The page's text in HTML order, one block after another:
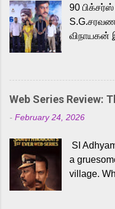
to the
Raavan,
loved for
command
him a
cinema,
across
versions.
90
விநாயகன்
முக்கிய
வெங்கட்,
ஜான் விஜய்,
சரவணன்,
Web Series Review:
- February 24, 2026
SI
a
village.
Sshivada